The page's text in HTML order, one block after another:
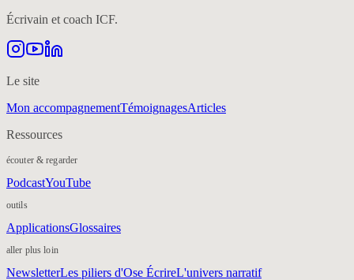
Écrivain et coach ICF.
Le site
Mon accompagnementTémoignagesArticles
Ressources
écouter & regarder
PodcastYouTube
outils
ApplicationsGlossaires
aller plus loin
NewsletterLes piliers d'Ose ÉcrireL'univers narratif